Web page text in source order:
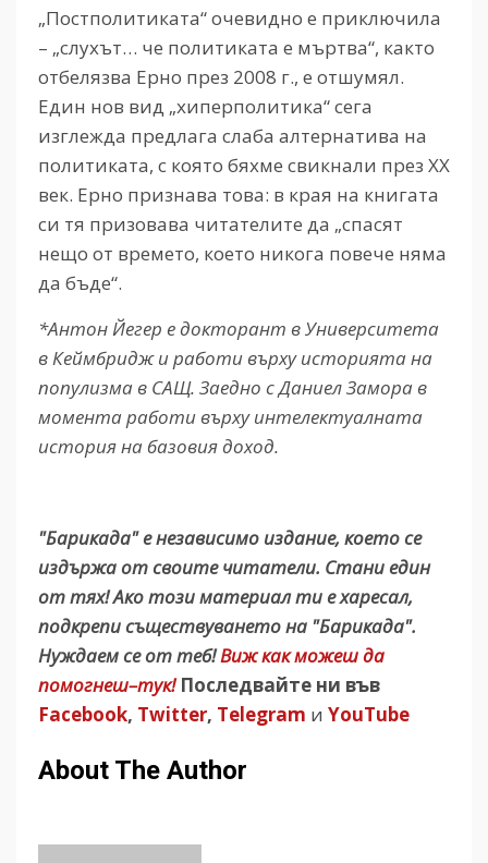
„Постполитиката“ очевидно е приключила
– „слухът… че политиката е мъртва“, както
отбелязва Ерно през 2008 г., е отшумял.
Един нов вид „хиперполитика“ сега
изглежда предлага слаба алтернатива на
политиката, с която бяхме свикнали през ХХ
век. Ерно признава това: в края на книгата
си тя призовава читателите да „спасят
нещо от времето, което никога повече няма
да бъде“.
*Антон Йегер е докторант в Университета
в Кеймбридж и работи върху историята на
популизма в САЩ. Заедно с Даниел Замора в
момента работи върху интелектуалната
история на базовия доход.
"Барикада" е независимо издание, което се
издържа от своите читатели. Стани един
от тях! Ако този материал ти е харесал,
подкрепи съществуването на "Барикада".
Нуждаем се от теб!Виж как можеш да
помогнеш–тук! Последвайте ни във
Facebook, Twitter, Telegram и YouTube
About The Author